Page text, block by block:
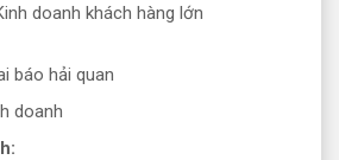
doanh khách hàng lớn
báo hải quan
doanh